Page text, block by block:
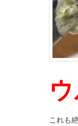
これも